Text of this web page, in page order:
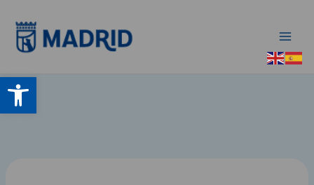
Abrir barra de herramientas
contenido